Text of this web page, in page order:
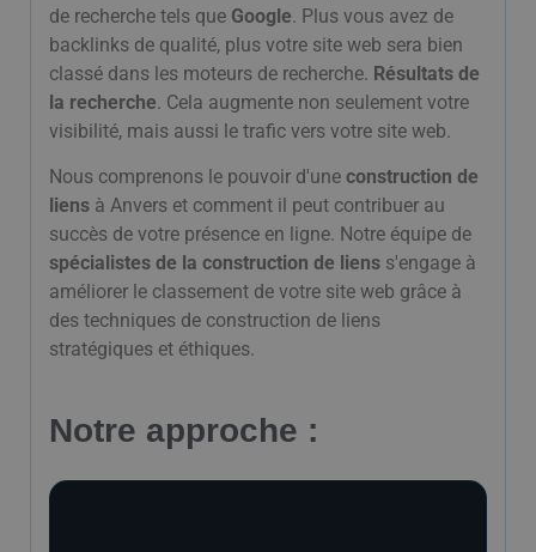
de recherche tels que Google. Plus vous avez de
backlinks de qualité, plus votre site web sera bien
classé dans les moteurs de recherche. Résultats de
la recherche. Cela augmente non seulement votre
visibilité, mais aussi le trafic vers votre site web.
Nous comprenons le pouvoir d'une construction de
liens à Anvers et comment il peut contribuer au
succès de votre présence en ligne. Notre équipe de
spécialistes de la construction de liens s'engage à
améliorer le classement de votre site web grâce à
des techniques de construction de liens
stratégiques et éthiques.
Notre approche :